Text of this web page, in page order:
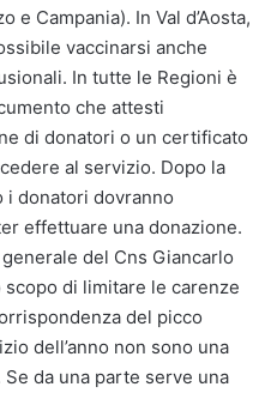
e Campania). In Val d’Aosta,
vaccinarsi anche
In tutte le Regioni è
che attesti
di donatori o un certificato
al servizio. Dopo la
i donatori dovranno
effettuare una donazione.
del Cns Giancarlo
di limitare le carenze
del picco
dell’anno non sono una
da una parte serve una